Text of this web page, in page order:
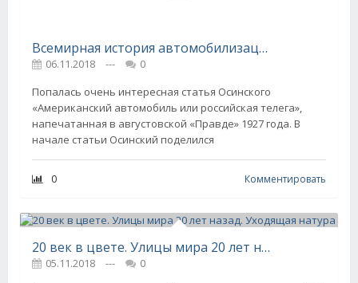
Всемирная история автомобилизации. 1927 год
06.11.2018 ---
0
Попалась очень интересная статья Осинского
«Американский автомобиль или российская телега»,
напечатанная в августовской «Правде» 1927 года. В
начале статьи Осинский поделился
0 Комментировать
20 век в цвете. Улицы мира 20 лет назад. Уходящая натура
05.11.2018 ---
0